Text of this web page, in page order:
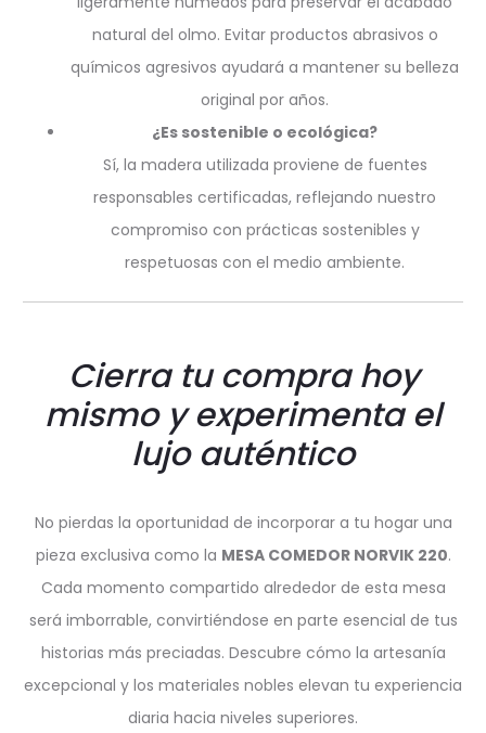
natural del olmo. Evitar productos abrasivos o
químicos agresivos ayudará a mantener su belleza
original por años.
¿Es sostenible o ecológica?
Sí, la madera utilizada proviene de fuentes
responsables certificadas, reflejando nuestro
compromiso con prácticas sostenibles y
respetuosas con el medio ambiente.
Cierra tu compra hoy
mismo y experimenta el
lujo auténtico
No pierdas la oportunidad de incorporar a tu hogar una
pieza exclusiva como la MESA COMEDOR NORVIK 220.
Cada momento compartido alrededor de esta mesa
será imborrable, convirtiéndose en parte esencial de tus
historias más preciadas. Descubre cómo la artesanía
excepcional y los materiales nobles elevan tu experiencia
diaria hacia niveles superiores.